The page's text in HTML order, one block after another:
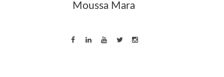
Moussa Mara